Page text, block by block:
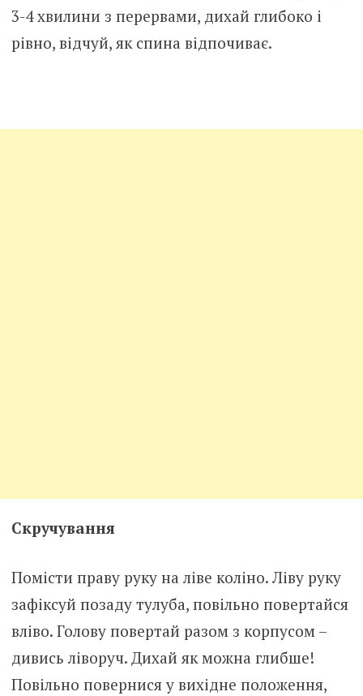
3-4 хвилини з перервами, дихай глибоко і
рівно, відчуй, як спина відпочиває.
Скручування
Помісти праву руку на ліве коліно. Ліву руку
зафіксуй позаду тулуба, повільно повертайся
вліво. Голову повертай разом з корпусом –
дивись ліворуч. Дихай як можна глибше!
Повільно повернися у вихідне положення,